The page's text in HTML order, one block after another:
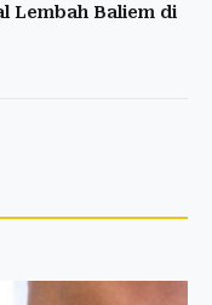
Lembah Baliem di